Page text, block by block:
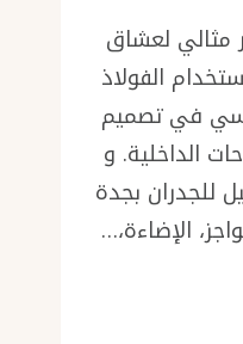
مثالي لعشاق
الفولاذ
في تصميم
الداخلية. و
للجدران بجدة
الإضاءة،…